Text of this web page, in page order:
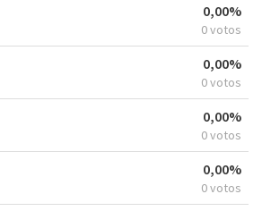
0,00%
0 votos
0,00%
0 votos
0,00%
0 votos
0,00%
0 votos